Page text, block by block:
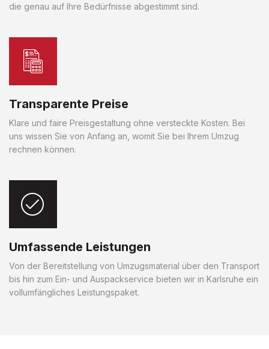
die genau auf Ihre Bedürfnisse abgestimmt sind.
Transparente Preise
Klare und faire Preisgestaltung ohne versteckte Kosten. Bei
uns wissen Sie von Anfang an, womit Sie bei Ihrem Umzug
rechnen können.
Umfassende Leistungen
Von der Bereitstellung von Umzugsmaterial über den Transport
bis hin zum Ein- und Auspackservice bieten wir in Karlsruhe ein
vollumfängliches Leistungspaket.